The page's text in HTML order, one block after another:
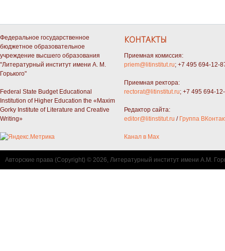
Федеральное государственное
бюджетное образовательное
учреждение высшего образования
"Литературный институт имени А. М.
Горького"
Federal State Budget Educational
Institution of Higher Education the «Maxim
Gorky Institute of Literature and Creative
Writing»
КОНТАКТЫ
Приемная комиссия:
priem@litinstitut.ru; +7 495 694-12-
Приемная ректора:
rectorat@litinstitut.ru; +7 495 694-
Редактор сайта:
editor@litinstitut.ru / Группа
Канал в Max
Авторские права (Copyright) © 2026, Литературный институт имени А.М.